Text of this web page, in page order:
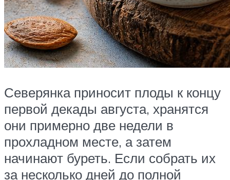
Северянка приносит плоды к концу
первой декады августа, хранятся
они примерно две недели в
прохладном месте, а затем
начинают буреть. Если собрать их
за несколько дней до полной